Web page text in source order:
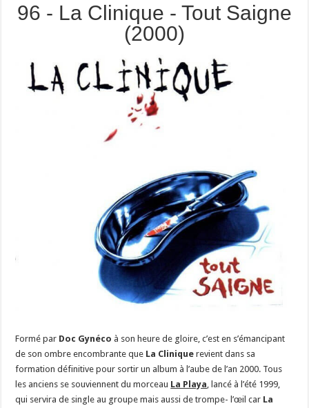
96 - La Clinique - Tout Saigne
(2000)
Formé par Doc Gynéco à son heure de gloire, c’est en s’émancipant
de son ombre encombrante que La Clinique revient dans sa
formation définitive pour sortir un album à l’aube de l’an 2000. Tous
les anciens se souviennent du morceau La Playa , lancé à l’été 1999,
qui servira de single au groupe mais aussi de trompe- l’œil car La